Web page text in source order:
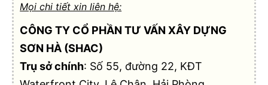
Mọi chi tiết xin liên hệ:
CÔNG TY CỔ PHẦN TƯ VẤN XÂY DỰNG
SƠN HÀ (SHAC)
Trụ sở chính: Số 55, đường 22, KĐT